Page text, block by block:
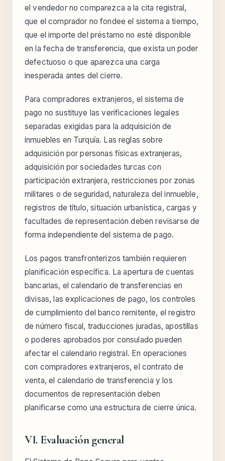
el vendedor no comparezca a la cita registral,
que el comprador no fondee el sistema a tiempo,
que el importe del préstamo no esté disponible
en la fecha de transferencia, que exista un poder
defectuoso o que aparezca una carga
inesperada antes del cierre.
Para compradores extranjeros, el sistema de
pago no sustituye las verificaciones legales
separadas exigidas para la adquisición de
inmuebles en Turquía. Las reglas sobre
adquisición por personas físicas extranjeras,
adquisición por sociedades turcas con
participación extranjera, restricciones por zonas
militares o de seguridad, naturaleza del inmueble,
registros de título, situación urbanística, cargas y
facultades de representación deben revisarse de
forma independiente del sistema de pago.
Los pagos transfronterizos también requieren
planificación específica. La apertura de cuentas
bancarias, el calendario de transferencias en
divisas, las explicaciones de pago, los controles
de cumplimiento del banco remitente, el registro
de número fiscal, traducciones juradas, apostillas
o poderes aprobados por consulado pueden
afectar el calendario registral. En operaciones
con compradores extranjeros, el contrato de
venta, el calendario de transferencia y los
documentos de representación deben
planificarse como una estructura de cierre única.
VI. Evaluación general